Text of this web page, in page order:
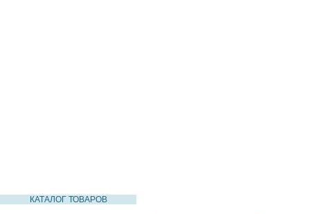
КАТАЛОГ ТОВАРОВ